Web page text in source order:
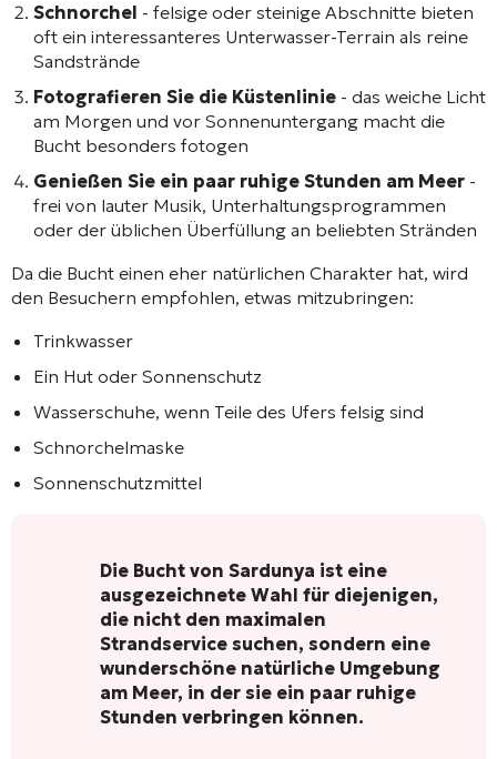
Schnorchel - felsige oder steinige Abschnitte bieten
oft ein interessanteres Unterwasser-Terrain als reine
Sandstrände
Fotografieren Sie die Küstenlinie - das weiche Licht
am Morgen und vor Sonnenuntergang macht die
Bucht besonders fotogen
Genießen Sie ein paar ruhige Stunden am Meer -
frei von lauter Musik, Unterhaltungsprogrammen
oder der üblichen Überfüllung an beliebten Stränden
Da die Bucht einen eher natürlichen Charakter hat, wird
den Besuchern empfohlen, etwas mitzubringen:
Trinkwasser
Ein Hut oder Sonnenschutz
Wasserschuhe, wenn Teile des Ufers felsig sind
Schnorchelmaske
Sonnenschutzmittel
Die Bucht von Sardunya ist eine
ausgezeichnete Wahl für diejenigen,
die nicht den maximalen
Strandservice suchen, sondern eine
wunderschöne natürliche Umgebung
am Meer, in der sie ein paar ruhige
Stunden verbringen können.